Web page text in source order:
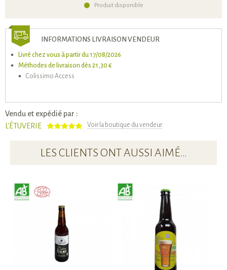
Produit disponible
INFORMATIONS LIVRAISON VENDEUR
Livré chez vous à partir du 17/08/2026
Méthodes de livraison dès 21,30 €
Colissimo Access
Vendu et expédié par :
L'ÉTUVERIE
Voir la boutique du vendeur
LES CLIENTS ONT AUSSI AIMÉ…